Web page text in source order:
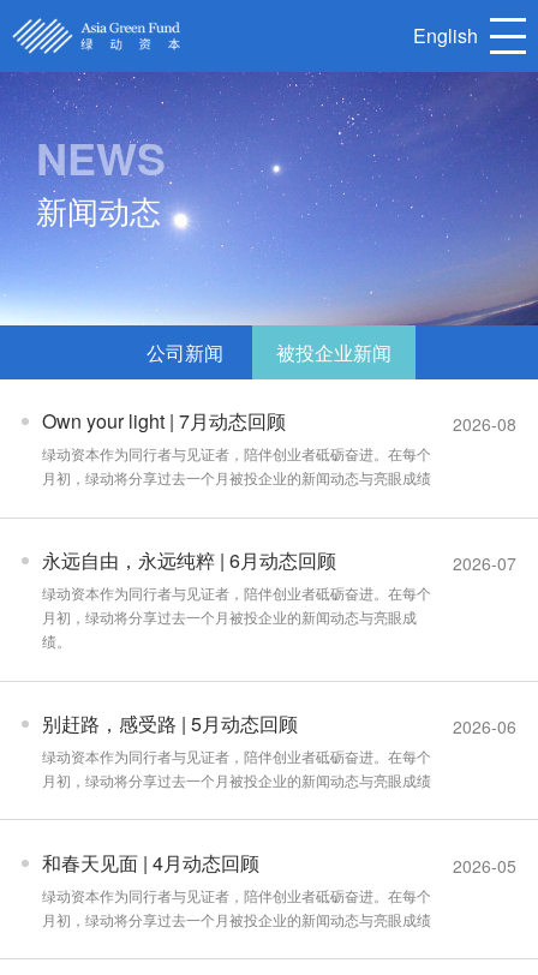
English
首页
关于我们
核心团队
新闻动态
联系我们
NEWS
新闻动态
公司新闻 被投企业新闻
Own your light | 7月动态回顾
绿动资本作为同行者与见证者，陪伴创业者砥砺奋进。在每个
月初，绿动将分享过去一个月被投企业的新闻动态与亮眼成绩
2026-08
永远自由，永远纯粹 | 6月动态回顾
绿动资本作为同行者与见证者，陪伴创业者砥砺奋进。在每个
月初，绿动将分享过去一个月被投企业的新闻动态与亮眼成
绩。
2026-07
别赶路，感受路 | 5月动态回顾
绿动资本作为同行者与见证者，陪伴创业者砥砺奋进。在每个
月初，绿动将分享过去一个月被投企业的新闻动态与亮眼成绩
2026-06
和春天见面 | 4月动态回顾
绿动资本作为同行者与见证者，陪伴创业者砥砺奋进。在每个
月初，绿动将分享过去一个月被投企业的新闻动态与亮眼成绩
2026-05